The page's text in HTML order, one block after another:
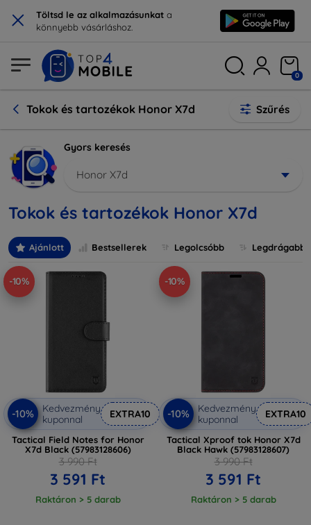
× Töltsd le az alkalmazásunkat a
könnyebb vásárláshoz.
0
Tokok és tartozékok Honor X7d Szűrés
Gyors keresés
Honor X7d
Tokok és tartozékok Honor X7d
Ajánlott Bestsellerek Legolcsóbb Legdrágabb
-10%
-10%
Kedvezmény
kuponnal
EXTRA10
Tactical Field Notes for Honor
X7d Black (57983128606)
3 990 Ft
3 591 Ft
Raktáron > 5 darab
-10%
-10%
Kedvezmény
kuponnal
EXTRA10
Tactical Xproof tok Honor X7d
Black Hawk (57983128607)
3 990 Ft
3 591 Ft
Raktáron > 5 darab